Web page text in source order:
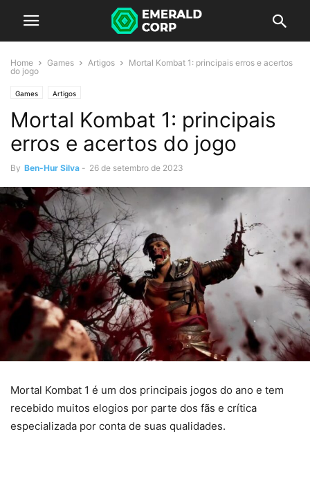
Home Games Artigos
Mortal Kombat 1: principais erros e acertos
do jogo
Games Artigos
Mortal Kombat 1: principais
erros e acertos do jogo
By Ben-Hur Silva - 26 de setembro de 2023
Mortal Kombat 1 é um dos principais jogos do ano e tem
recebido muitos elogios por parte dos fãs e crítica
especializada por conta de suas qualidades.